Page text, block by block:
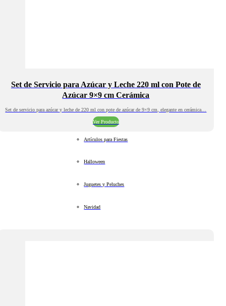
Set de Servicio para Azúcar y Leche 220 ml con Pote de
Azúcar 9×9 cm Cerámica
Set de servicio para azúcar y leche de 220 ml con pote de azúcar de 9×9 cm, elegante en cerámica…
Ver Producto
Artículos para Fiestas
Halloween
Juguetes y Peluches
Navidad